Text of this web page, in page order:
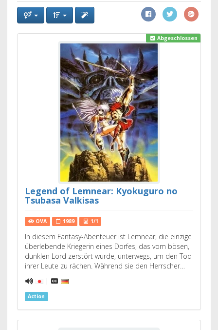
Abgeschlossen
Legend of Lemnear: Kyokuguro no
Tsubasa Valkisas
OVA 1989 1/1
In diesem Fantasy-Abenteuer ist Lemnear, die einzige
überlebende Kriegerin eines Dorfes, das vom bösen,
dunklen Lord zerstört wurde, unterwegs, um den Tod
ihrer Leute zu rächen. Während sie den Herrscher…
|
Action